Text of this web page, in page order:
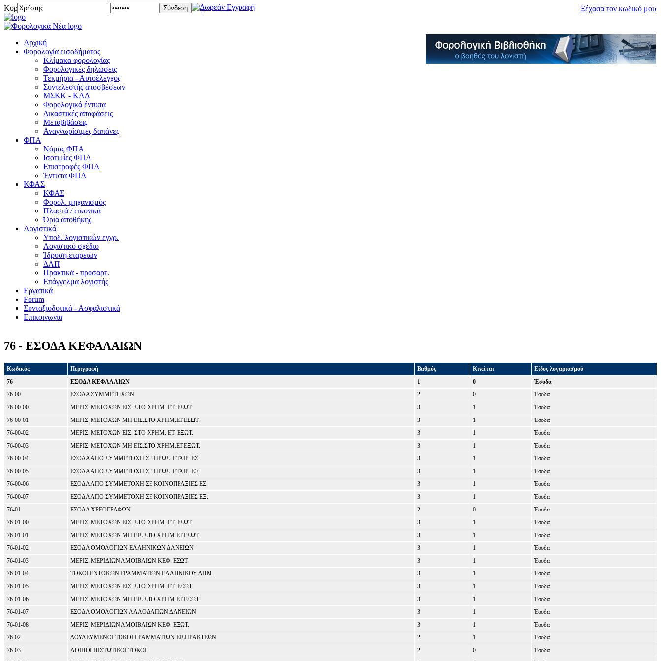
Κυριακή 09 Αυγούστου 2026
Αρχική
Φορολογία εισοδήματος
Κλίμακα φορολογίας
Φορολογικές δηλώσεις
Τεκμήρια - Αυτοέλεγχος
Συντελεστής αποσβέσεων
ΜΣKΚ - ΚΑΔ
Φορολογικά έντυπα
Δικαστικές αποφάσεις
Μεταβιβάσεις
Αναγνωρίσιμες δαπάνες
ΦΠΑ
Νόμος ΦΠΑ
Ισοτιμίες ΦΠΑ
Επιστροφές ΦΠΑ
Έντυπα ΦΠΑ
ΚΦΑΣ
ΚΦΑΣ
Φορολ. μηχανισμός
Πλαστά / εικονικά
Όρια αποθήκης
Λογιστικά
Υποδ. λογιστικών εγγρ.
Λογιστικό σχέδιο
Ίδρυση εταρειών
ΔΛΠ
Πρακτικά - προσαρτ.
Επάγγελμα λογιστής
Εργατικά
Forum
Συνταξιοδοτικά - Ασφαλιστικά
Επικοινωνία
Σύνδεση Ξέχασα τον κωδικό μου
76 - ΕΣΟΔΑ ΚΕΦΑΛΑΙΩΝ
Κωδικός Περιγραφή Βαθμός Κινείται
Είδος λογαριασμού
76
ΕΣΟΔΑ ΚΕΦΑΛΑΙΩΝ 1 0
Έσοδα
76-00
ΕΣΟΔΑ ΣΥΜΜΕΤΟΧΩΝ 2 0
Έσοδα
76-00-00
ΜΕΡΙΣ. ΜΕΤΟΧΩΝ ΕΙΣ. ΣΤΟ ΧΡΗΜ. ΕΤ. ΕΣΩΤ. 3 1
Έσοδα
76-00-01
ΜΕΡΙΣ. ΜΕΤΟΧΩΝ ΜΗ ΕΙΣ.ΣΤΟ ΧΡΗΜ.ΕΤ.ΕΣΩΤ. 3 1
Έσοδα
76-00-02
ΜΕΡΙΣ. ΜΕΤΟΧΩΝ ΕΙΣ. ΣΤΟ ΧΡΗΜ. ΕΤ. ΕΞΩΤ. 3 1
Έσοδα
76-00-03
ΜΕΡΙΣ. ΜΕΤΟΧΩΝ ΜΗ ΕΙΣ.ΣΤΟ ΧΡΗΜ.ΕΤ.ΕΞΩΤ. 3 1
Έσοδα
76-00-04
ΕΣΟΔΑ ΑΠΟ ΣΥΜΜΕΤΟΧΗ ΣΕ ΠΡΩΣ. ΕΤΑΙΡ. ΕΣ. 3 1
Έσοδα
76-00-05
ΕΣΟΔΑ ΑΠΟ ΣΥΜΜΕΤΟΧΗ ΣΕ ΠΡΩΣ. ΕΤΑΙΡ. ΕΞ. 3 1
Έσοδα
76-00-06
ΕΣΟΔΑ ΑΠΟ ΣΥΜΜΕΤΟΧΗ ΣΕ ΚΟΙΝΟΠΡΑΞΙΕΣ ΕΣ. 3 1
Έσοδα
76-00-07
ΕΣΟΔΑ ΑΠΟ ΣΥΜΜΕΤΟΧΗ ΣΕ ΚΟΙΝΟΠΡΑΞΙΕΣ ΕΞ. 3 1
Έσοδα
76-01
ΕΣΟΔΑ ΧΡΕΟΓΡΑΦΩΝ 2 0
Έσοδα
76-01-00
ΜΕΡΙΣ. ΜΕΤΟΧΩΝ ΕΙΣ. ΣΤΟ ΧΡΗΜ. ΕΤ. ΕΣΩΤ. 3 1
Έσοδα
76-01-01
ΜΕΡΙΣ. ΜΕΤΟΧΩΝ ΜΗ ΕΙΣ.ΣΤΟ ΧΡΗΜ.ΕΤ.ΕΣΩΤ. 3 1
Έσοδα
76-01-02
ΕΣΟΔΑ ΟΜΟΛΟΓΙΩΝ ΕΛΛΗΝΙΚΩΝ ΔΑΝΕΙΩΝ 3 1
Έσοδα
76-01-03
ΜΕΡΙΣ. ΜΕΡΙΔΙΩΝ ΑΜΟΙΒΑΙΩΝ ΚΕΦ. ΕΣΩΤ. 3 1
Έσοδα
76-01-04
ΤΟΚΟΙ ΕΝΤΟΚΩΝ ΓΡΑΜΜΑΤΙΩΝ ΕΛΛΗΝΙΚΟΥ ΔΗΜ. 3 1
Έσοδα
76-01-05
ΜΕΡΙΣ. ΜΕΤΟΧΩΝ ΕΙΣ. ΣΤΟ ΧΡΗΜ. ΕΤ. ΕΞΩΤ. 3 1
Έσοδα
76-01-06
ΜΕΡΙΣ. ΜΕΤΟΧΩΝ ΜΗ ΕΙΣ.ΣΤΟ ΧΡΗΜ.ΕΤ.ΕΞΩΤ. 3 1
Έσοδα
76-01-07
ΕΣΟΔΑ ΟΜΟΛΟΓΙΩΝ ΑΛΛΟΔΑΠΩΝ ΔΑΝΕΙΩΝ 3 1
Έσοδα
76-01-08
ΜΕΡΙΣ. ΜΕΡΙΔΙΩΝ ΑΜΟΙΒΑΙΩΝ ΚΕΦ. ΕΞΩΤ. 3 1
Έσοδα
76-02
ΔΟΥΛΕΥΜΕΝΟΙ ΤΟΚΟΙ ΓΡΑΜΜΑΤΙΩΝ ΕΙΣΠΡΑΚΤΕΩΝ 2 1
Έσοδα
76-03
ΛΟΙΠΟΙ ΠΙΣΤΩΤΙΚΟΙ ΤΟΚΟΙ 2 0
Έσοδα